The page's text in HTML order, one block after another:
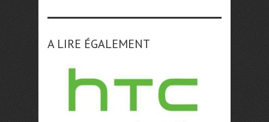
A LIRE ÉGALEMENT